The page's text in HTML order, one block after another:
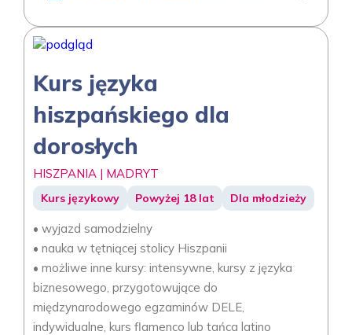
Kurs języka
hiszpańskiego dla
dorosłych
HISZPANIA | MADRYT
Kurs językowy Powyżej 18 lat Dla młodzieży
• wyjazd samodzielny
• nauka w tętniącej stolicy Hiszpanii
• możliwe inne kursy: intensywne, kursy z języka
biznesowego, przygotowujące do
międzynarodowego egzaminów DELE,
indywidualne, kurs flamenco lub tańca latino